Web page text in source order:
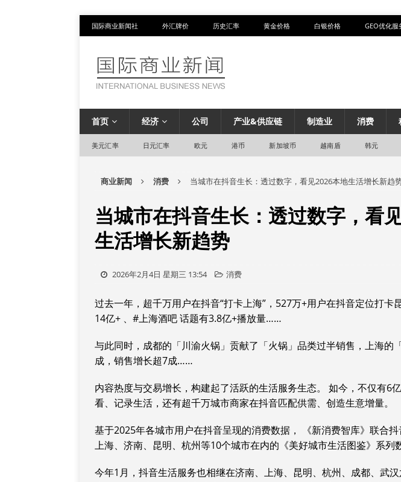
国际商业新闻社 外汇牌价 历史汇率 黄金价格 白银价格 GEO优化服
首页 经济 公司 产业&供应链 制造业 消费
美元汇率 日元汇率 欧元 港币 新加坡币 越南盾 韩元
商业新闻 消费 当城市在抖音生长：透过数字，看见2026本地生活增长新趋
当城市在抖音生长：透过数字，看
生活增长新趋势
2026年2月4日 星期三 13:54 消费
过去一年，超千万用户在抖音“打卡上海”，527万+用户在抖音定位打卡
14亿+ 、#上海酒吧 话题有3.8亿+播放量……
与此同时，成都的「川渝火锅」贡献了「火锅」品类过半销售，上海的
成，销售增长超7成……
内容热度与交易增长，构建起了活跃的生活服务生态。 如今，不仅有6
看、记录生活，还有超千万城市商家在抖音匹配供需、创造生意增量。
基于2025年各城市用户在抖音呈现的消费数据， 《新消费智库》联合
上海、济南、昆明、杭州等10个城市在内的《美好城市生活图鉴》系列
今年1月，抖音生活服务也相继在济南、上海、昆明、杭州、成都、武